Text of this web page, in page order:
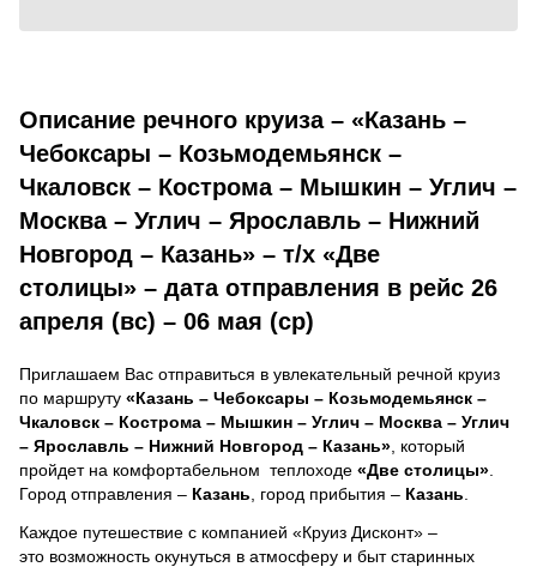
Описание речного круиза – «Казань –
Чебоксары – Козьмодемьянск –
Чкаловск – Кострома – Мышкин – Углич –
Москва – Углич – Ярославль – Нижний
Новгород – Казань» – т/х «Две
столицы» – дата отправления в рейс 26
апреля (вс) – 06 мая (ср)
Приглашаем Вас отправиться в увлекательный речной круиз
по маршруту «Казань – Чебоксары – Козьмодемьянск –
Чкаловск – Кострома – Мышкин – Углич – Москва – Углич
– Ярославль – Нижний Новгород – Казань» , который
пройдет на комфортабельном теплоходе «Две столицы»
Город отправления – Казань , город прибытия – Казань
Каждое путешествие с компанией «Круиз Дисконт» –
это возможность окунуться в атмосферу и быт старинных